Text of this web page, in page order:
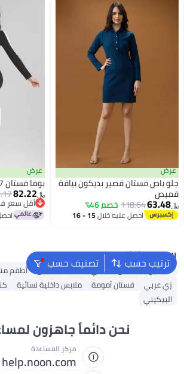
عرض
جلو باص فستان قصير بديكون بياقة
قميص
﷼‏63.48
118.64خصم 46%
احصل عليه خلال 15 - 16
عرض
بوما فستان T7 للنساء
﷼‏82.22
أقل سعر في 7
أقل سعر في
ترتيب حسب تصنيف حسب البحث الشائع
فساتين فستان ماكسي للنساء قفطان
أطقم
زي عربي
فستان أمومة ملابس داخلية نسائية
البيكيني
نحن دائماً جاهزون
مركز المساعدة
help.noon.com